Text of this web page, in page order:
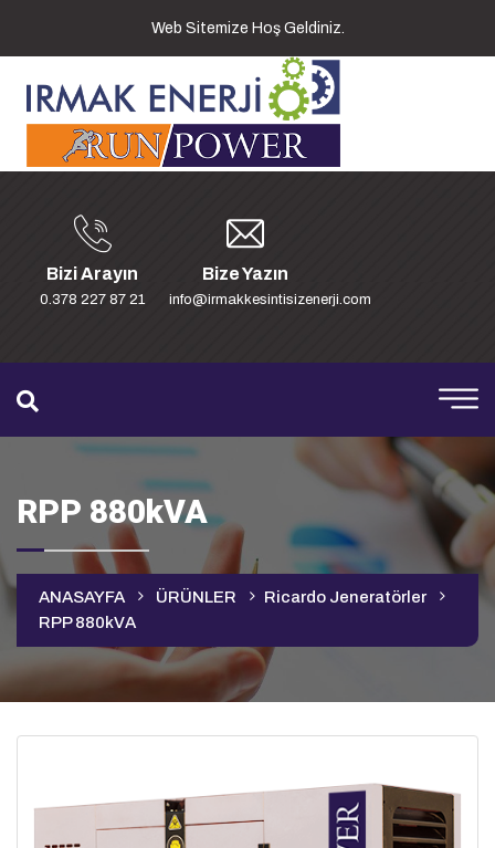
Web Sitemize Hoş Geldiniz.
Bizi Arayın
0.378 227 87 21
Bize Yazın
info@irmakkesintisizenerji.com
RPP 880kVA
ANASAYFA ÜRÜNLER
Ricardo Jeneratörler
RPP 880kVA